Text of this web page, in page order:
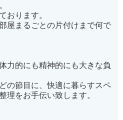
おります。
屋まるごとの片付けまで何で
力的にも精神的にも大きな負
の節目に、快適に暮らすスペ
理をお手伝い致します。